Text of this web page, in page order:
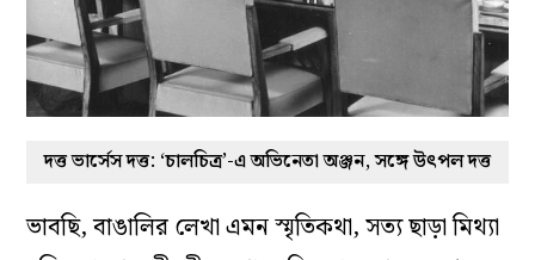
দত্ত ভার্সেস দত্ত: ‘চালচিত্র’-এ অভিনেতা অঞ্জন, সঙ্গে উৎপল দত্ত
ভাবছি, বাঙালির লেখা এমন স্মৃতিকথা, সত্য ছাড়া মিথ্যা